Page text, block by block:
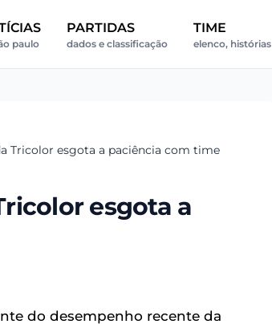
paulo
PARTIDAS
dados e classificação
TIME
elenco, histórias
Tricolor esgota a paciência com time
esgota a
do desempenho recente da